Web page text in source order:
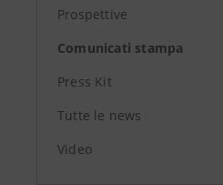
Prospettive
Comunicati stampa
Press Kit
Tutte le news
Video